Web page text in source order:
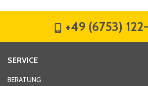
Hausnummer
+49 (6753)
SERVICE
BERATUNG